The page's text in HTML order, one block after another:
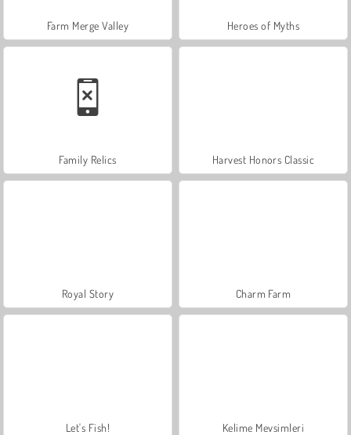
Farm Merge Valley Heroes of Myths
Family Relics Harvest Honors Classic
Royal Story Charm Farm
Let's Fish! Kelime Mevsimleri